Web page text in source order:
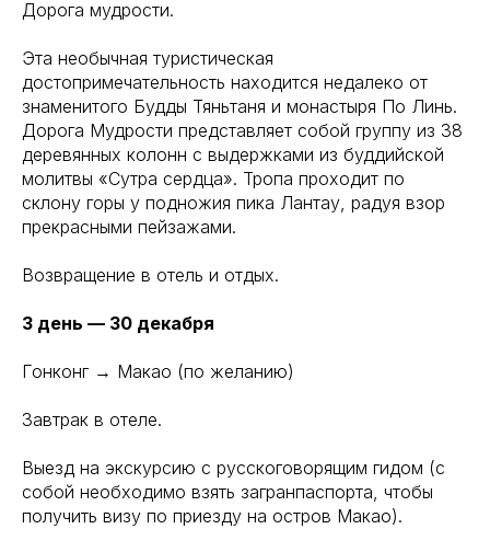
Дорога мудрости.
Эта необычная туристическая
достопримечательность находится недалеко от
знаменитого Будды Тяньтаня и монастыря По Линь.
Дорога Мудрости представляет собой группу из 38
деревянных колонн с выдержками из буддийской
молитвы «Сутра сердца». Тропа проходит по
склону горы у подножия пика Лантау, радуя взор
прекрасными пейзажами.
Возвращение в отель и отдых.
3 день — 30 декабря
Гонконг → Макао (по желанию)
Завтрак в отеле.
Выезд на экскурсию с русскоговорящим гидом (с
собой необходимо взять загранпаспорта, чтобы
получить визу по приезду на остров Макао).